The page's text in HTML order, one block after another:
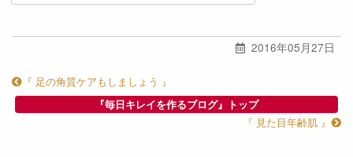
2016年05月27日
『 足の角質ケアもしましょう 』
『毎日キレイを作るブログ』トップ
『 見た目年齢肌 』